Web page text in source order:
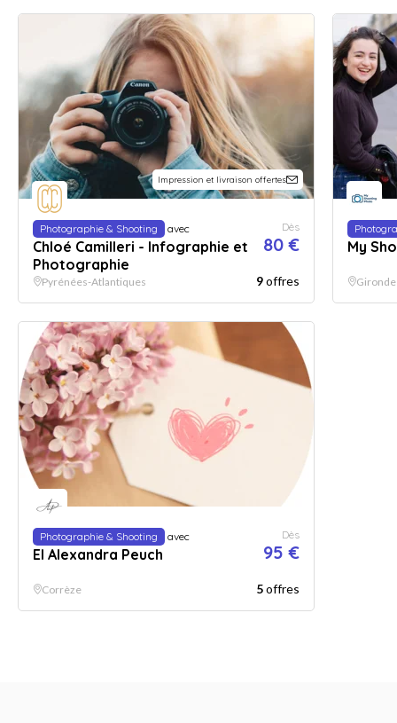
Impression et livraison offertes
Photographie & Shooting avec
Chloé Camilleri - Infographie et
Photographie
Dès
80 €
Pyrénées-Atlantiques 9offres
My
Gironde
Photographie & Shooting avec
EI Alexandra Peuch
Dès
95 €
Corrèze 5offres